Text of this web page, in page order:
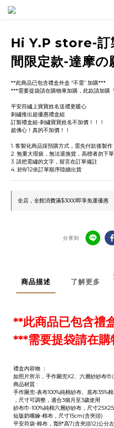
Hi Y.P store-訂
間限定款-達摩の
**此商品已包含禮盒外盒 “不需” 加購***
***需要提袋請在購物車加購，此款請加購
平安符繡上寶寶姓名送禮更暖心
刺繡推出超優惠禮盒組
訂製禮盒組-刺繡寶寶姓名不加價！！！
超佛心！真的不加價！！
1. 客製化商品採預購方式，需先付款後製作
2. 無重大瑕疵，無法退換貨，高標者勿下單
3. 請把需繡的文字，留言在訂單備註
4. 於8/12依訂單順序陸續出貨
全店，全館消費滿$3000即享免運優惠
分享到
商品描述 了解更多
**此商品已包含禮
***需要提袋請在
禮盒內容物 ：
如照片所示，手作圍兜X2、六層紗紗布
商品材質 :
手作圍兜-表布100%純棉紗布、底布35%
，尺寸可調整，適合3個月至3歲使用
紗布巾-100%純棉六層紗紗布，尺寸
短版奶嘴鍊-棉布，尺寸15cm(含夾頭)
平安符袋-棉布，寬8*高7(含夾頭12)公分